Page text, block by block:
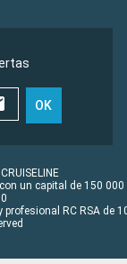
OK
un capital de 150 000
RC RSA de